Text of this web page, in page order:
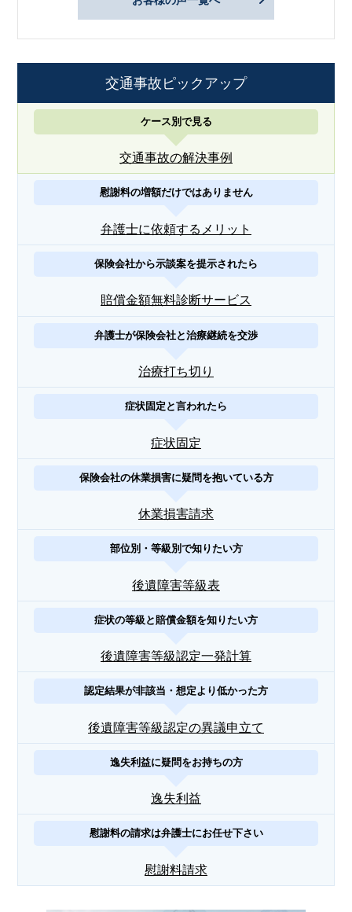
交通事故ピックアップ
ケース別で見る
交通事故の解決事例
慰謝料の増額だけではありません
弁護士に依頼するメリット
保険会社から示談案を提示されたら
賠償金額無料診断サービス
弁護士が保険会社と治療継続を交渉
治療打ち切り
症状固定と言われたら
症状固定
保険会社の休業損害に疑問を抱いている方
休業損害請求
部位別・等級別で知りたい方
後遺障害等級表
症状の等級と賠償金額を知りたい方
後遺障害等級認定一発計算
認定結果が非該当・想定より低かった方
後遺障害等級認定の異議申立て
逸失利益に疑問をお持ちの方
逸失利益
慰謝料の請求は弁護士にお任せ下さい
慰謝料請求